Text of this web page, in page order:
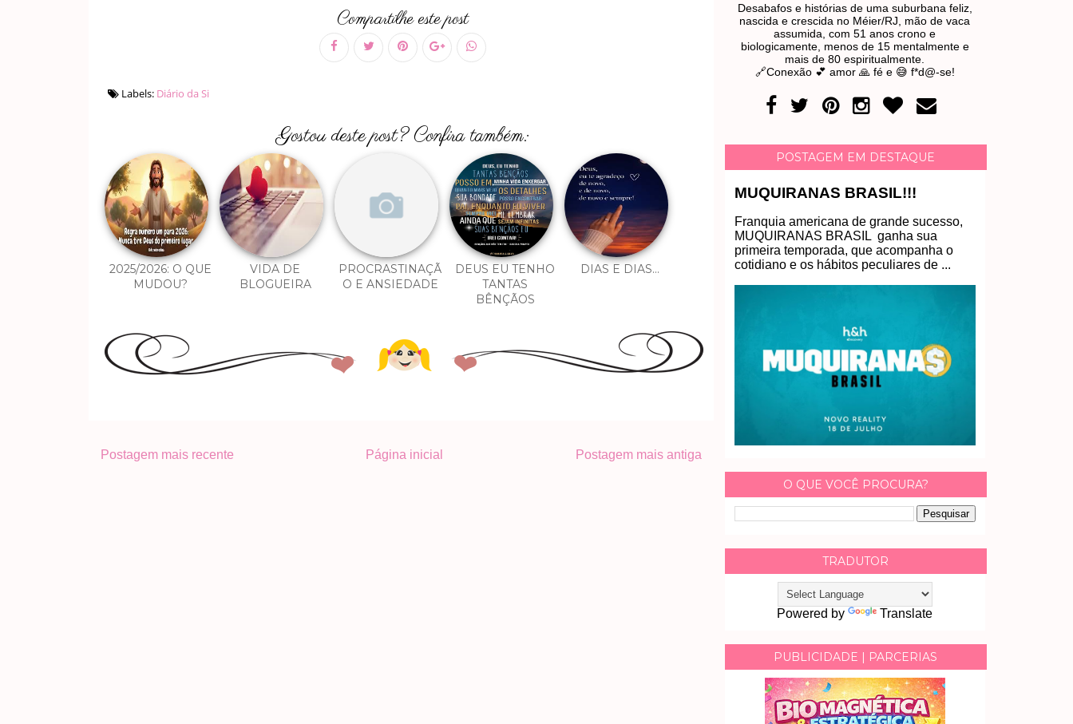
Compartilhe este post
Labels: Diário da Si
Gostou deste post? Confira também:
2025/2026: O QUE
MUDOU?
VIDA DE
BLOGUEIRA
PROCRASTINAÇÃ
O E ANSIEDADE
DEUS EU TENHO
TANTAS
BÊNÇÃOS
DIAS E DIAS...
Postagem mais recente Postagem mais antiga
Página inicial
Desabafos e histórias de uma suburbana feliz,
nascida e crescida no Méier/RJ, mão de vaca
assumida, com 51 anos crono e
biologicamente, menos de 15 mentalmente e
mais de 80 espiritualmente.
🔗Conexão 💕 amor 🙏 fé e 😅 f*d@-se!
POSTAGEM EM DESTAQUE
MUQUIRANAS BRASIL!!!
Franquia americana de grande sucesso,
MUQUIRANAS BRASIL ganha sua
primeira temporada, que acompanha o
cotidiano e os hábitos peculiares de ...
O QUE VOCÊ PROCURA?
TRADUTOR
Powered by Translate
PUBLICIDADE | PARCERIAS